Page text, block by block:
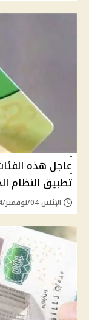
عاجل هذه
تطبيق النظام
الإثنين 04/نوفمبر/2024 - 10:02 م